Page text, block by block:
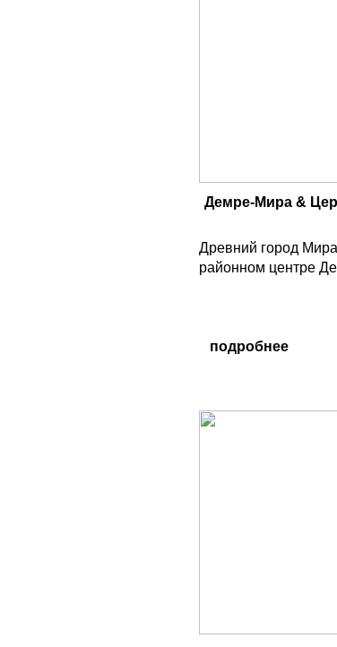
Демре-Мира &
Древний город
районном центре
подробнее